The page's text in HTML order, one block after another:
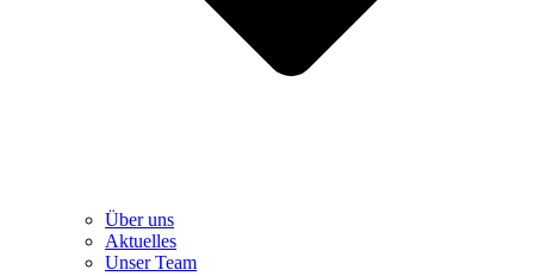
Über uns
Aktuelles
Unser Team